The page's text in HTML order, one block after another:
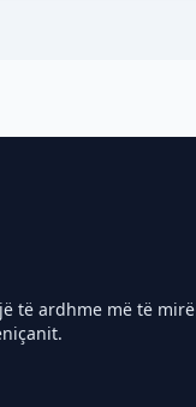
të ardhme më të mirë